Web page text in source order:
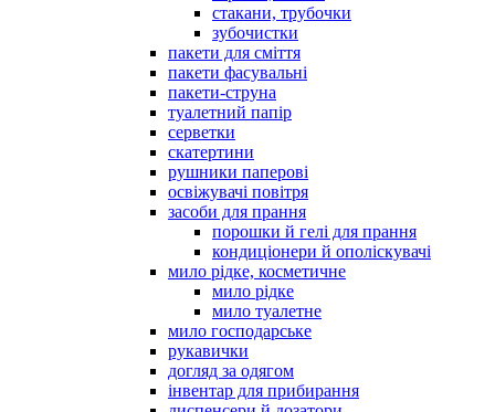
стакани, трубочки
зубочистки
пакети для сміття
пакети фасувальні
пакети-струна
туалетний папір
серветки
скатертини
рушники паперові
освіжувачі повітря
засоби для прання
порошки й гелі для прання
кондиціонери й ополіскувачі
мило рідке, косметичне
мило рідке
мило туалетне
мило господарське
рукавички
догляд за одягом
інвентар для прибирання